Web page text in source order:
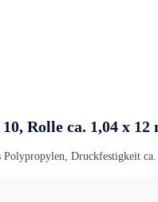
Rolle ca. 1,04 x 12
Druckfestigkeit